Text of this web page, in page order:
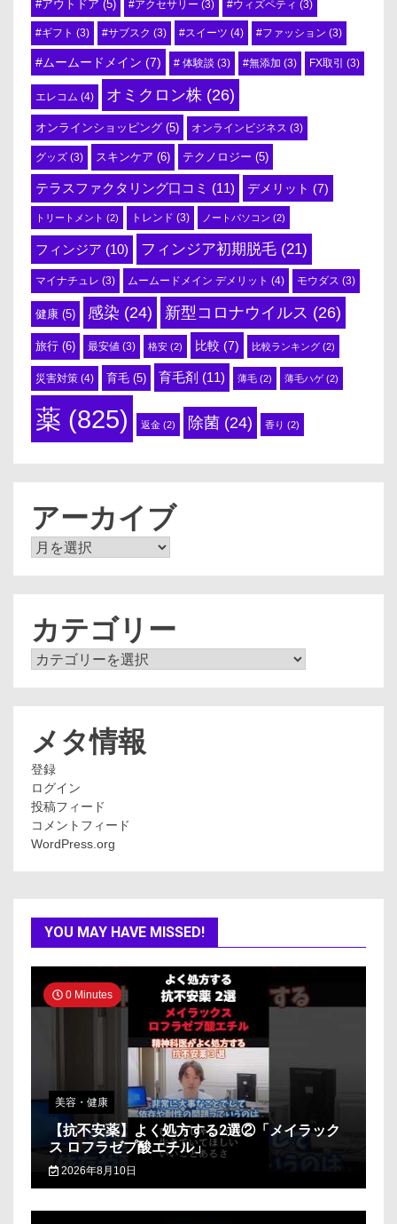
#アウトドア (5) #アクセサリー (3) #ウィズペティ (3)
#ギフト (3) #サブスク (3) #スイーツ (4) #ファッション (3)
#ムームードメイン (7) # 体験談 (3) #無添加 (3) FX取引 (3)
エレコム (4) オミクロン株 (26)
オンラインショッピング (5) オンラインビジネス (3)
グッズ (3) スキンケア (6) テクノロジー (5)
テラスファクタリング口コミ (11) デメリット (7)
トリートメント (2) トレンド (3) ノートパソコン (2)
フィンジア (10) フィンジア初期脱毛 (21)
マイナチュレ (3) ムームードメイン デメリット (4) モウダス (3)
健康 (5) 感染 (24) 新型コロナウイルス (26)
旅行 (6) 最安値 (3) 格安 (2) 比較 (7) 比較ランキング (2)
災害対策 (4) 育毛 (5) 育毛剤 (11) 薄毛 (2) 薄毛ハゲ(2)
薬 (825) 返金 (2) 除菌 (24) 香り (2)
アーカイブ
ア
カテゴリー
カ
メタ情報
登録
ログイン
投稿フィード
コメントフィード
WordPress.org
YOU MAY HAVE MISSED!
0 Minutes
美容・健康
【抗不安薬】よく処方する2選②「メイラック
ス ロフラゼプ酸エチル」
2026年8月10日